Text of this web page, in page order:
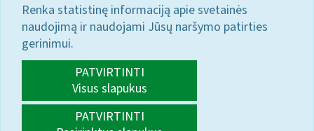
Renka statistinę informaciją apie svetainės
naudojimą ir naudojami Jūsų naršymo patirties
gerinimui.
PATVIRTINTI
Visus slapukus
PATVIRTINTI